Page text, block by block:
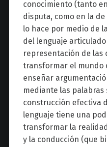
conocimiento (tanto
disputa, como en la
lo hace por medio de
del lenguaje
representación de las
transformar el mundo
enseñar
mediante las palabras
construcción efectiva
lenguaje tiene una
transformar la
y la conducción (que